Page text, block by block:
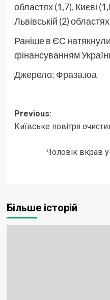
областях (1,7), Києві
Львівській (2)
Раніше в ЄС
фінансуванням
Джерело: Фраза.юа
Post
navigation
Previous:
Київське повітря
Чоловік вкрав
Більше історій